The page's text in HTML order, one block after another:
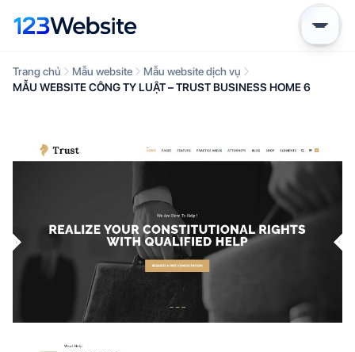
Trang chủ Mẫu website
Mẫu website dịch vụ
MẪU WEBSITE CÔNG TY LUẬT – TRUST BUSINESS HOME 6